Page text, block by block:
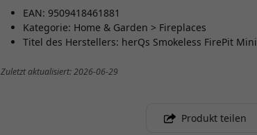
EAN: 9509418461881
Kategorie: Home & Garden > Fireplaces
Titel des Herstellers: herQs Smokeless FirePit Mini
Zuletzt aktualisiert: 2026-06-29
Produkt teilen